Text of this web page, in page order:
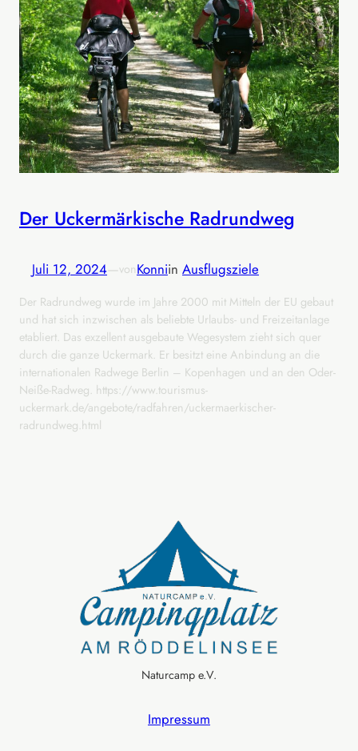
Der Uckermärkische Radrundweg
Juli 12, 2024 vonKonniin Ausflugsziele
Der Radrundweg wurde im Jahre 2000 mit Mitteln der EU gebaut
und hat sich inzwischen als beliebte Urlaubs- und Freizeitanlage
etabliert. Das exzellent ausgebaute Wegesystem zieht sich quer
durch die ganze Uckermark. Er besitzt eine Anbindung an die
internationalen Radwege Berlin – Kopenhagen und an den Oder-
Neiße-Radweg. https://www.tourismus-
uckermark.de/angebote/radfahren/uckermaerkischer-
radrundweg.html
Naturcamp e.V.
Impressum